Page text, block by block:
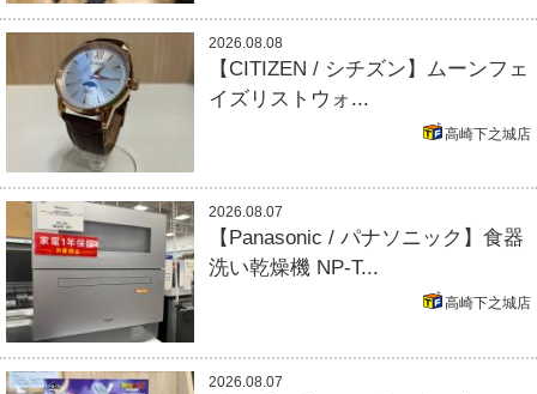
2026.08.08
【CITIZEN / シチズン】ムーンフェ
イズリストウォ...
高崎下之城店
2026.08.07
【Panasonic / パナソニック】食器
洗い乾燥機 NP-T...
高崎下之城店
2026.08.07